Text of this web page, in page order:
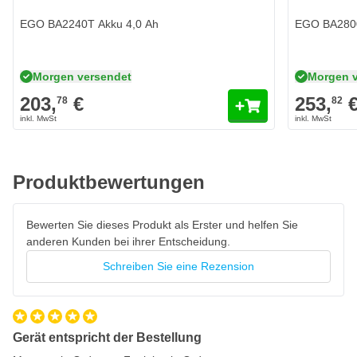
Technische Spezifikationen EGO LV5000E
Maximale Luftgeschwindigkeit: bis zu 93 m/s
Saugfunktion mit integrierter Zerkleinerungsfunktion
Auffangbeutelkapazität: ca. 40 Liter
Gewicht: etwa 4,2 kg ohne Akku
Produkteigenschaften EGO LV5000E Akku-Laubbläser
Leistungsstarker 56V Motor für hohe Leistung
Einfaches Wechseln zwischen Blas- und Saugfunktion
EGO BA2240T Akku 4,0 Ah
Morgen versendet
203,78 €
EGO
Morgen
253,82
Produktbewertungen
Bewerten Sie dieses Produkt als Erster und helfen Sie
anderen Kunden bei ihrer Entscheidung.
Schreiben Sie eine Rezension
Gerät entspricht der Bestellung